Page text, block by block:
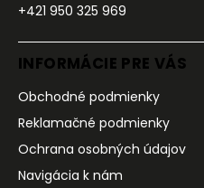
+421 950 325 969
INFORMÁCIE PRE VÁS
Obchodné podmienky
Reklamačné podmienky
Ochrana osobných údajov
Navigácia k nám